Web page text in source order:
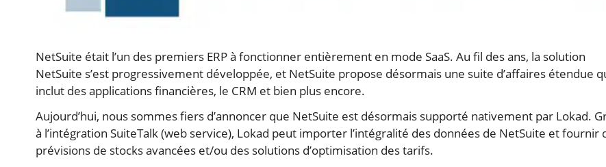
NetSuite était l’un des premiers ERP à fonctionner entièrement en mode SaaS. Au fil des ans, la solution
NetSuite s’est progressivement développée, et NetSuite propose désormais une suite d’affaires étendue
inclut des applications financières, le CRM et bien plus encore.
Aujourd’hui, nous sommes fiers d’annoncer que NetSuite est désormais supporté nativement par Lokad.
à l’intégration SuiteTalk (web service), Lokad peut importer l’intégralité des données de NetSuite et fournir
prévisions de stocks avancées et/ou des solutions d’optimisation des tarifs.